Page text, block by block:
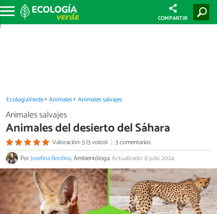
COMPARTIR
EcologíaVerde Animales Animales salvajes
Animales salvajes
Animales del desierto del Sáhara
Valoración: 5 (3 votos)
3 comentarios
PorJosefina Bordino, Ambientóloga.Actualizado: 8 julio 2024